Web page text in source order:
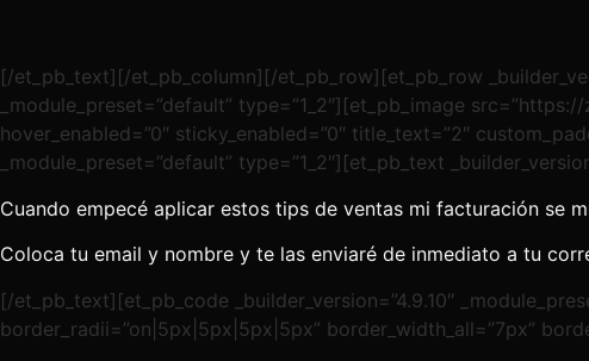
[/et_pb_text][/et_pb_column][/et_pb_row][et_pb_row
_module_preset=”default” type=”1_2″][et_pb_image
hover_enabled=”0″ sticky_enabled=”0″ title_text=”2″
_module_preset=”default” type=”1_2″][et_pb_text
Cuando empecé aplicar estos tips de ventas mi facturación se
Coloca tu email y nombre y te las enviaré de inmediato a tu
[/et_pb_text][et_pb_code _builder_version=”4.9.10″
border_radii=”on|5px|5px|5px|5px” border_width_all=”7px”